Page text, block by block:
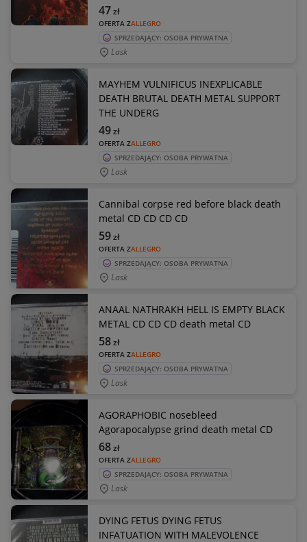
OFERTA ZALLEGRO
47zł
SPRZEDAJĄCY: OSOBA PRYWATNA
Lask
MAYHEM VULNIFICUS INEXPLICABLE
DEATH BRUTAL DEATH METAL SUPPORT
THE UNDERG
OFERTA ZALLEGRO
49zł
SPRZEDAJĄCY: OSOBA PRYWATNA
Lask
Cannibal corpse red before black death
metal CD CD CD CD
OFERTA ZALLEGRO
59zł
SPRZEDAJĄCY: OSOBA PRYWATNA
Lask
ANAAL NATHRAKH HELL IS EMPTY BLACK
METAL CD CD CD death metal CD
OFERTA ZALLEGRO
58zł
SPRZEDAJĄCY: OSOBA PRYWATNA
Lask
AGORAPHOBIC nosebleed
Agorapocalypse grind death metal CD
OFERTA ZALLEGRO
68zł
SPRZEDAJĄCY: OSOBA PRYWATNA
Lask
DYING FETUS DYING FETUS
INFATUATION WITH MALEVOLENCE